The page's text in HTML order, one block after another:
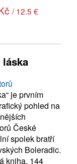
/ 12.5 €
je prvním
pohled na
České
spolek bratří
Boleradic.
kniha, 144